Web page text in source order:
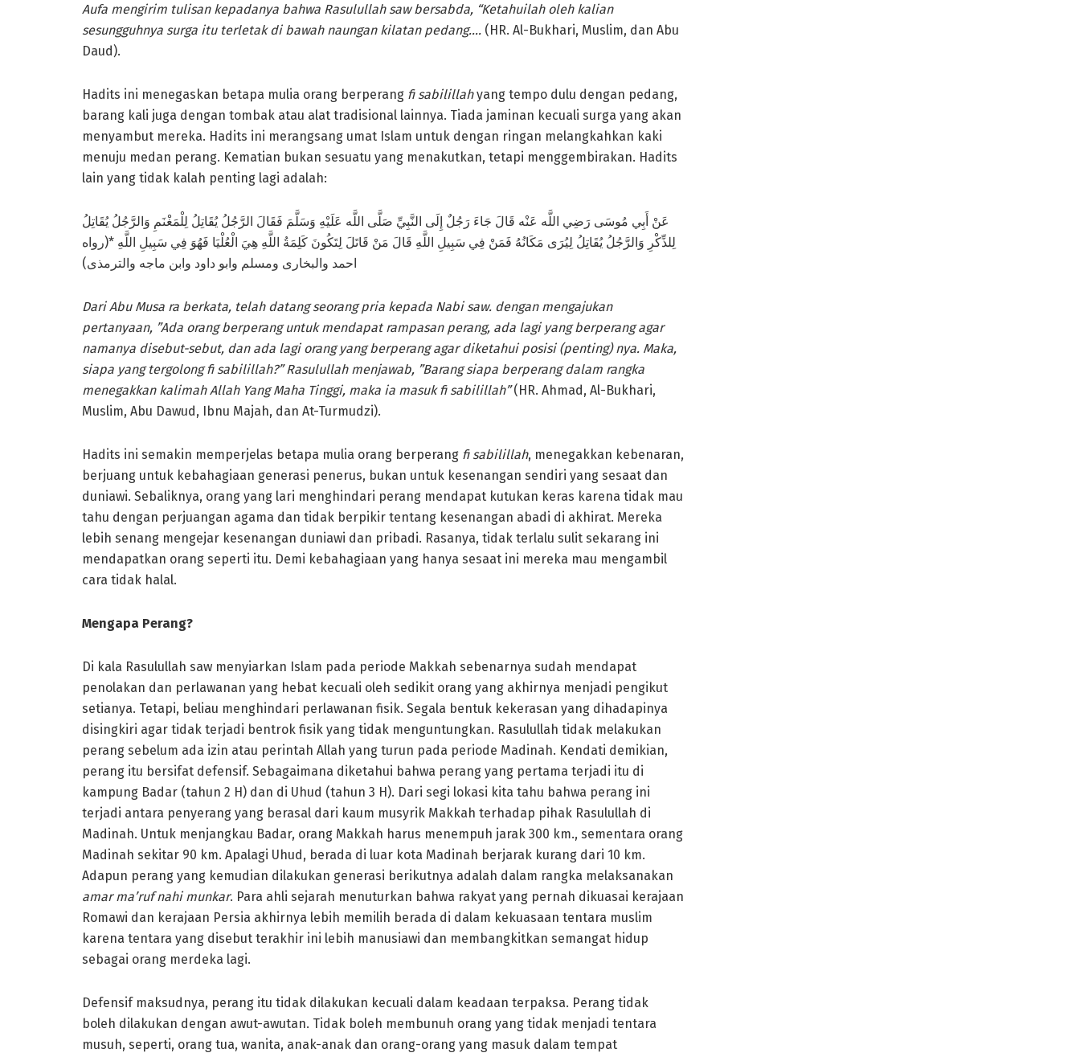
Aufa mengirim tulisan kepadanya bahwa Rasulullah saw bersabda, “Ketahuilah oleh kalian
sesungguhnya surga itu terletak di bawah naungan kilatan pedang…. (HR. Al-Bukhari, Muslim, dan Abu
Daud).
Hadits ini menegaskan betapa mulia orang berperang fi sabilillahyang tempo dulu dengan pedang,
barang kali juga dengan tombak atau alat tradisional lainnya. Tiada jaminan kecuali surga yang akan
menyambut mereka. Hadits ini merangsang umat Islam untuk dengan ringan melangkahkan kaki
menuju medan perang. Kematian bukan sesuatu yang menakutkan, tetapi menggembirakan. Hadits
lain yang tidak kalah penting lagi adalah:
عَنْ أَبِي مُوسَى رَضِي اللَّه عَنْه قَالَ جَاءَ رَجُلٌ إِلَى النَّبِيِّ صَلَّى اللَّه عَلَيْهِ وَسَلَّمَ فَقَالَ الرَّجُلُ يُقَاتِلُ لِلْمَغْنَمِ وَالرَّجُلُ يُقَاتِلُ
لِلذِّكْرِ وَالرَّجُلُ يُقَاتِلُ لِيُرَى مَكَانُهُ فَمَنْ فِي سَبِيلِ اللَّهِ قَالَ مَنْ قَاتَلَ لِتَكُونَ كَلِمَةُ اللَّهِ هِيَ الْعُلْيَا فَهُوَ فِي سَبِيلِ اللَّهِ *(رواه
احمد والبخارى ومسلم وابو داود وابن ماجه والترمذى)
Dari Abu Musa ra berkata, telah datang seorang pria kepada Nabi saw. dengan mengajukan
pertanyaan, ”Ada orang berperang untuk mendapat rampasan perang, ada lagi yang berperang agar
namanya disebut-sebut, dan ada lagi orang yang berperang agar diketahui posisi (penting) nya. Maka,
siapa yang tergolong fi sabilillah?” Rasulullah menjawab, ”Barang siapa berperang dalam rangka
menegakkan kalimah Allah Yang Maha Tinggi, maka ia masuk fi sabilillah”(HR. Ahmad, Al-Bukhari,
Muslim, Abu Dawud, Ibnu Majah, dan At-Turmudzi).
Hadits ini semakin memperjelas betapa mulia orang berperang fi sabilillah, menegakkan kebenaran,
berjuang untuk kebahagiaan generasi penerus, bukan untuk kesenangan sendiri yang sesaat dan
duniawi. Sebaliknya, orang yang lari menghindari perang mendapat kutukan keras karena tidak mau
tahu dengan perjuangan agama dan tidak berpikir tentang kesenangan abadi di akhirat. Mereka
lebih senang mengejar kesenangan duniawi dan pribadi. Rasanya, tidak terlalu sulit sekarang ini
mendapatkan orang seperti itu. Demi kebahagiaan yang hanya sesaat ini mereka mau mengambil
cara tidak halal.
Mengapa Perang?
Di kala Rasulullah saw menyiarkan Islam pada periode Makkah sebenarnya sudah mendapat
penolakan dan perlawanan yang hebat kecuali oleh sedikit orang yang akhirnya menjadi pengikut
setianya. Tetapi, beliau menghindari perlawanan fisik. Segala bentuk kekerasan yang dihadapinya
disingkiri agar tidak terjadi bentrok fisik yang tidak menguntungkan. Rasulullah tidak melakukan
perang sebelum ada izin atau perintah Allah yang turun pada periode Madinah. Kendati demikian,
perang itu bersifat defensif. Sebagaimana diketahui bahwa perang yang pertama terjadi itu di
kampung Badar (tahun 2 H) dan di Uhud (tahun 3 H). Dari segi lokasi kita tahu bahwa perang ini
terjadi antara penyerang yang berasal dari kaum musyrik Makkah terhadap pihak Rasulullah di
Madinah. Untuk menjangkau Badar, orang Makkah harus menempuh jarak 300 km., sementara orang
Madinah sekitar 90 km. Apalagi Uhud, berada di luar kota Madinah berjarak kurang dari 10 km.
Adapun perang yang kemudian dilakukan generasi berikutnya adalah dalam rangka melaksanakan
amar ma’ruf nahi munkar. Para ahli sejarah menuturkan bahwa rakyat yang pernah dikuasai kerajaan
Romawi dan kerajaan Persia akhirnya lebih memilih berada di dalam kekuasaan tentara muslim
karena tentara yang disebut terakhir ini lebih manusiawi dan membangkitkan semangat hidup
sebagai orang merdeka lagi.
Defensif maksudnya, perang itu tidak dilakukan kecuali dalam keadaan terpaksa. Perang tidak
boleh dilakukan dengan awut-awutan. Tidak boleh membunuh orang yang tidak menjadi tentara
musuh, seperti, orang tua, wanita, anak-anak dan orang-orang yang masuk dalam tempat